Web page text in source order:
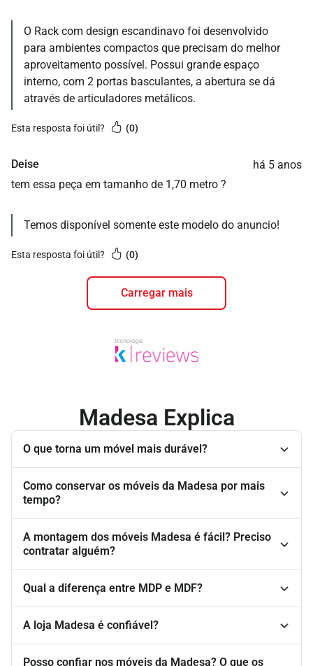
O Rack com design escandinavo foi desenvolvido
para ambientes compactos que precisam do melhor
aproveitamento possível. Possui grande espaço
interno, com 2 portas basculantes, a abertura se dá
através de articuladores metálicos.
esta resposta foi útil? 0
Deise
há 5 anos
tem essa peça em tamanho de 1,70 metro ?
Temos disponível somente este modelo do anuncio!
esta resposta foi útil? 0
Madesa Explica
O que torna um móvel mais durável?
Como conservar os móveis da Madesa por mais
tempo?
A montagem dos móveis Madesa é fácil? Preciso
contratar alguém?
Qual a diferença entre MDP e MDF?
A loja Madesa é confiável?
Posso confiar nos móveis da Madesa? O que os